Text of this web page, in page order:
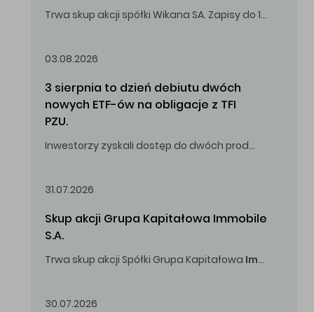
Trwa skup akcji spółki Wikana SA. Zapisy do 14.08.2026 r. do godz. 16.00.
03.08.2026
3 sierpnia to dzień debiutu dwóch
nowych ETF-ów na obligacje z TFI
PZU.
Inwestorzy zyskali dostęp do dwóch produktów umożliwiających inwestowanie w obligacje skarbowe.
31.07.2026
Skup akcji Grupa Kapitałowa Immobile
S.A.
Trwa skup akcji Spółki Grupa Kapitałowa Immobile
30.07.2026